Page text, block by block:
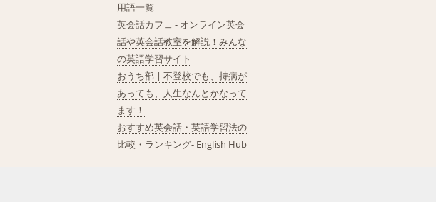
用語一覧
英会話カフェ - オンライン英会
話や英会話教室を解説！みんな
の英語学習サイト
おうち部 | 不登校でも、持病が
あっても、人生なんとかなって
ます！
おすすめ英会話・英語学習法の
比較・ランキング- English Hub